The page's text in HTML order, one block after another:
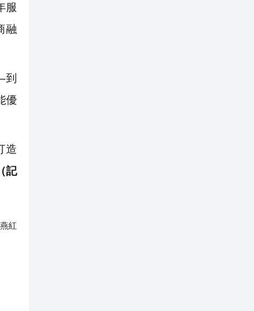
服
融
到
優
造
（記
紅